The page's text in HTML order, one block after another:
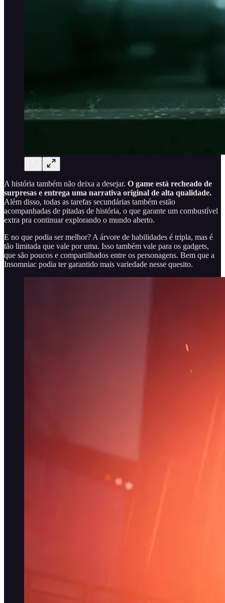
A história também não deixa a desejar. O game está recheado de
surpresas e entrega uma narrativa original de alta qualidade.
Além disso, todas as tarefas secundárias também estão
acompanhadas de pitadas de história, o que garante um combustível
extra pra continuar explorando o mundo aberto.
E no que podia ser melhor? A árvore de habilidades é tripla, mas é
tão limitada que vale por uma. Isso também vale para os gadgets,
que são poucos e compartilhados entre os personagens. Bem que a
Insomniac podia ter garantido mais variedade nesse quesito.